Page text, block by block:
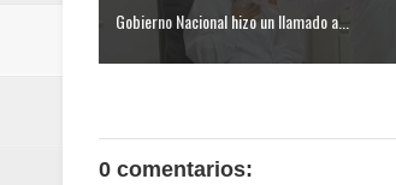
Gobierno Nacional hizo un llamado a...
0 comentarios: